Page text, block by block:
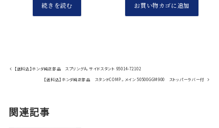
続きを読む お買い物カゴに追加
【送料込】ホンダ純正部品 スプリングA，サイドスタント 95014-72102
【送料込】ホンダ純正部品 スタンドCOMP.，メイン 50500GGM900 ストッパーラバー付
関連記事